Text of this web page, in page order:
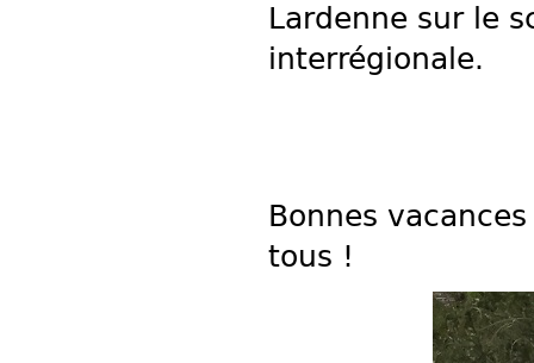
Lardenne sur le
interrégionale.
Bonnes
tous !